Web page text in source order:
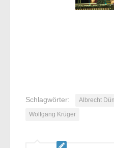
Schlagwörter: Albrecht
Wolfgang Krüger